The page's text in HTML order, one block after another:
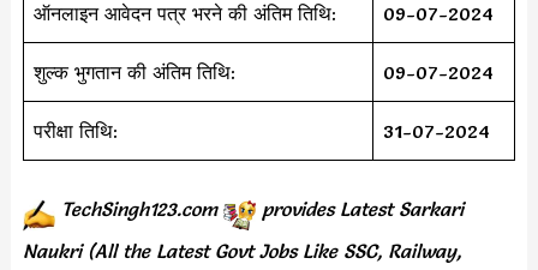
ऑनलाइन आवेदन पत्र भरने की अंतिम तिथि: 09-07-2024
शुल्क भुगतान की अंतिम तिथि: 09-07-2024
परीक्षा तिथि: 31-07-2024
TechSingh123.com provides Latest Sarkari
Naukri (All the Latest Govt Jobs Like SSC, Railway,